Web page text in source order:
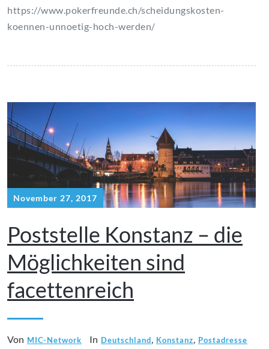
https://www.pokerfreunde.ch/scheidungskosten-
koennen-unnoetig-hoch-werden/
November 27, 2017
Poststelle Konstanz – die
Möglichkeiten sind
facettenreich
Von MIC-Network In Deutschland, Konstanz, Postadresse